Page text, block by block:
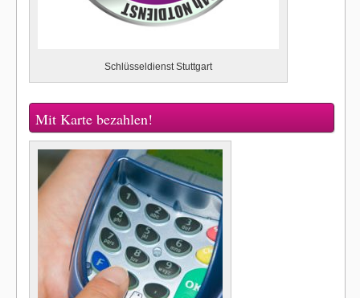
Schlüsseldienst Stuttgart
Mit Karte bezahlen!